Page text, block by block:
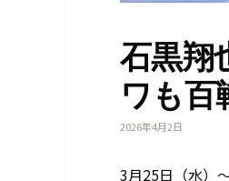
石黒翔
ワも百
2026年4月2日
3月25日（水）